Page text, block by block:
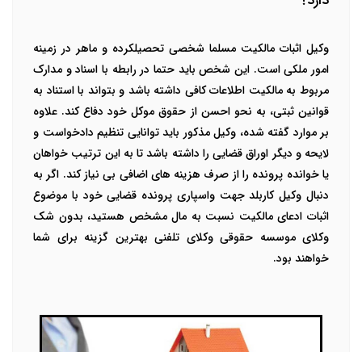
وکیل اثبات مالکیت مسلما شخصی تحصیلکرده و ماهر در زمینه
امور ملکی است. این شخص باید حتما در رابطه با اسناد و مدارک
مربوط به مالکیت اطلاعات کافی داشته باشد و بتواند با استناد به
قوانین ثبتی، به نحو احسن از حقوق موکل خود دفاع کند. علاوه
بر موارد گفته شده، وکیل مذکور باید توانایی تنظیم دادخواست و
لایحه و دیگر اوراق قضایی را داشته باشد تا به این ترتیب خواهان
یا خوانده پرونده را از صرف هزینه های اضافی بی نیاز کند. اگر به
دنبال وکیل کاربلد جهت واسپاری پرونده قضایی خود با موضوع
اثبات ادعای مالکیت نسبت به مال مشخص هستید، بدون شک
وکلای موسسه حقوقی وکلای تلفنی بهترین گزینه برای شما
خواهند بود.